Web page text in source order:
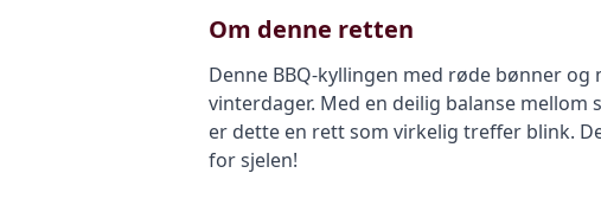
Om denne retten
Denne BBQ-kyllingen med røde bønner
vinterdager. Med en deilig balanse
er dette en rett som virkelig treffer blink.
for sjelen!